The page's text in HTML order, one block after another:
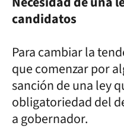
candidatos
Para cambiar la
que comenzar por
sanción de una ley
obligatoriedad del
a gobernador.